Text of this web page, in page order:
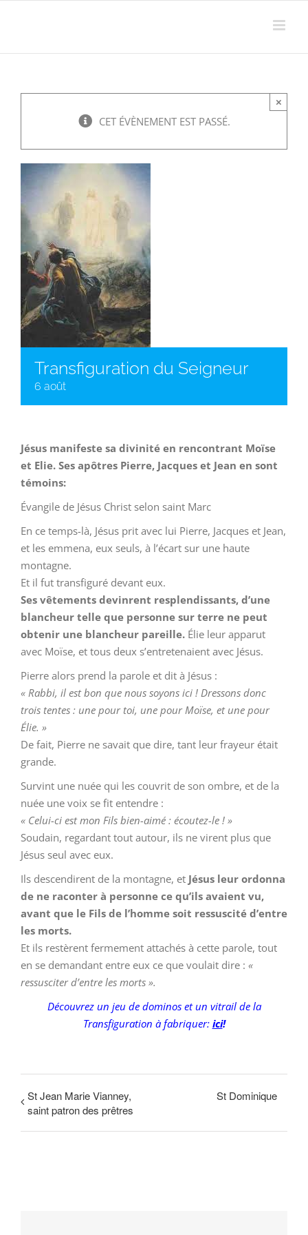
contenu
CET ÉVÈNEMENT EST PASSÉ.
×
Transfiguration du Seigneur
6 août
Jésus manifeste sa divinité en rencontrant Moïse
et Elie. Ses apôtres Pierre, Jacques et Jean en sont
témoins:
Évangile de Jésus Christ selon saint Marc
En ce temps-là, Jésus prit avec lui Pierre, Jacques et Jean,
et les emmena, eux seuls, à l’écart sur une haute
montagne.
Et il fut transfiguré devant eux.
Ses vêtements devinrent resplendissants, d’une
blancheur telle que personne sur terre ne peut
obtenir une blancheur pareille. Élie leur apparut
avec Moïse, et tous deux s’entretenaient avec Jésus.
Pierre alors prend la parole et dit à Jésus :
« Rabbi, il est bon que nous soyons ici ! Dressons donc
trois tentes : une pour toi, une pour Moïse, et une pour
Élie. »
De fait, Pierre ne savait que dire, tant leur frayeur était
grande.
Survint une nuée qui les couvrit de son ombre, et de la
nuée une voix se fit entendre :
« Celui-ci est mon Fils bien-aimé : écoutez-le ! »
Soudain, regardant tout autour, ils ne virent plus que
Jésus seul avec eux.
Ils descendirent de la montagne, et Jésus leur ordonna
de ne raconter à personne ce qu’ils avaient vu,
avant que le Fils de l’homme soit ressuscité d’entre
les morts.
Et ils restèrent fermement attachés à cette parole, tout
en se demandant entre eux ce que voulait dire : «
ressusciter d’entre les morts ».
Découvrez un jeu de dominos et un vitrail de la
Transfiguration à fabriquer: ici!
St Jean Marie Vianney,
saint patron des prêtres
St Dominique